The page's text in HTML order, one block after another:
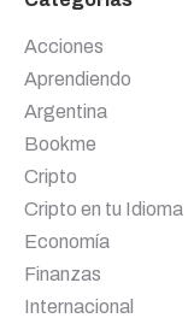
Acciones
Aprendiendo
Argentina
Bookme
Cripto
Cripto en tu Idioma
Economía
Finanzas
Internacional